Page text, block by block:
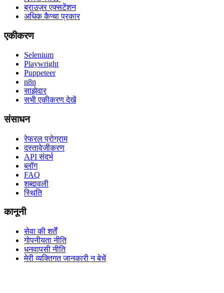
ब्राउज़र एक्सटेंशन
अधिक कैप्चा प्रकार
एकीकरण
Selenium
Playwright
Puppeteer
n8n
साझेदार
सभी एकीकरण देखें
संसाधन
रेफरल प्रोग्राम
दस्तावेजीकरण
API संदर्भ
ब्लॉग
FAQ
शब्दावली
स्थिति
कानूनी
सेवा की शर्तें
गोपनीयता नीति
धनवापसी नीति
मेरी व्यक्तिगत जानकारी न बेचें